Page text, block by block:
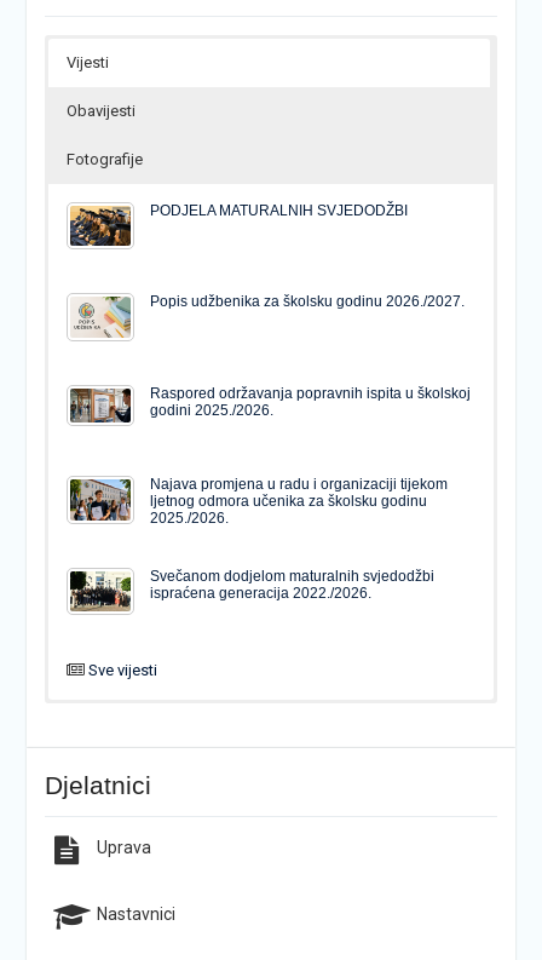
Vijesti
Obavijesti
Fotografije
PODJELA MATURALNIH SVJEDODŽBI
Popis udžbenika za školsku godinu 2026./2027.
Raspored održavanja popravnih ispita u školskoj
godini 2025./2026.
Najava promjena u radu i organizaciji tijekom
ljetnog odmora učenika za školsku godinu
2025./2026.
Svečanom dodjelom maturalnih svjedodžbi
ispraćena generacija 2022./2026.
Sve vijesti
Popis udžbenika za školsku godinu 2026./2027.
godini 2025./2026.
Natječaj za upis u 1. razred Katoličke gimnazije s
pravom javnosti
Djelatnici
Uprava
Nastavnici